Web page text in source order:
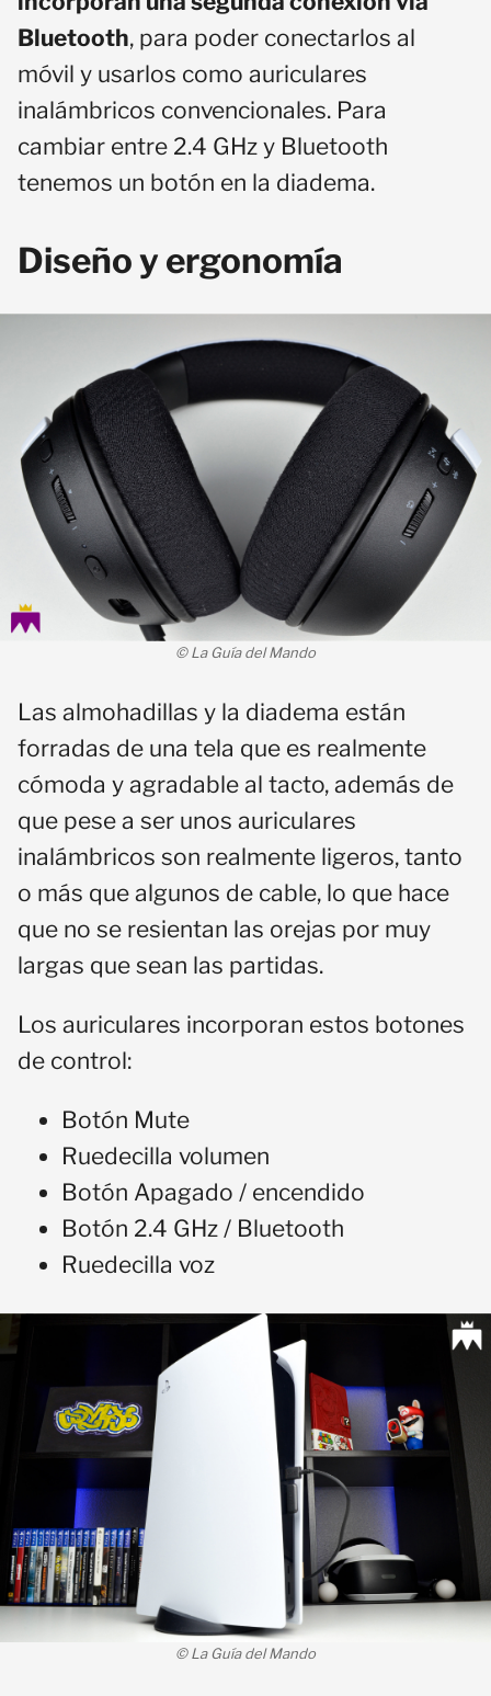
Bluetooth, para poder conectarlos al
móvil y usarlos como auriculares
inalámbricos convencionales. Para
cambiar entre 2.4 GHz y Bluetooth
tenemos un botón en la diadema.
Diseño y ergonomía
© La Guía del Mando
Las almohadillas y la diadema están
forradas de una tela que es realmente
cómoda y agradable al tacto, además de
que pese a ser unos auriculares
inalámbricos son realmente ligeros, tanto
o más que algunos de cable, lo que hace
que no se resientan las orejas por muy
largas que sean las partidas.
Los auriculares incorporan estos botones
de control:
Botón Mute
Ruedecilla volumen
Botón Apagado / encendido
Botón 2.4 GHz / Bluetooth
Ruedecilla voz
© La Guía del Mando